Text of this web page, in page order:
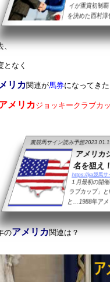
イが重賞初制
を決めた西村
ラプンタ（３番
ーンの馬名意味
、
となく
リカ関連が馬券になってきた
メリカジョッキークラブカ
裏競馬サイン読み予想
アメリカ
名を狙え！
https://jra競馬サ
１月最初の開
ラブカップ」
と…1988年アメ
1991年アメリ
円④）1989年ハ
60円②）1979年
トセオー（単勝
のアメリカ関連は？